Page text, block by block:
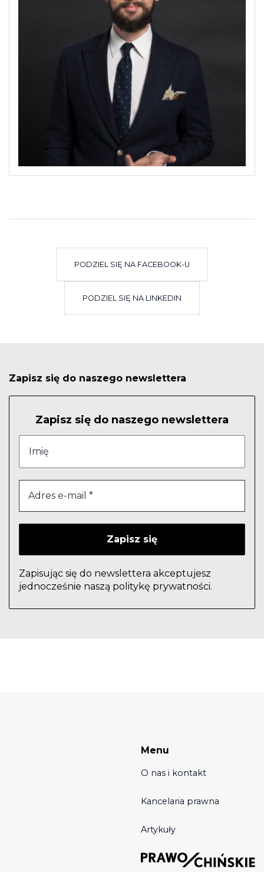
PODZIEL SIĘ NA FACEBOOK-U
PODZIEL SIĘ NA LINKEDIN
Zapisz się do naszego newslettera
Zapisz się do naszego newslettera
Zapisując się do newslettera akceptujesz
jednocześnie naszą politykę prywatności.
Menu
O nas i kontakt
Kancelaria prawna
Artykuły